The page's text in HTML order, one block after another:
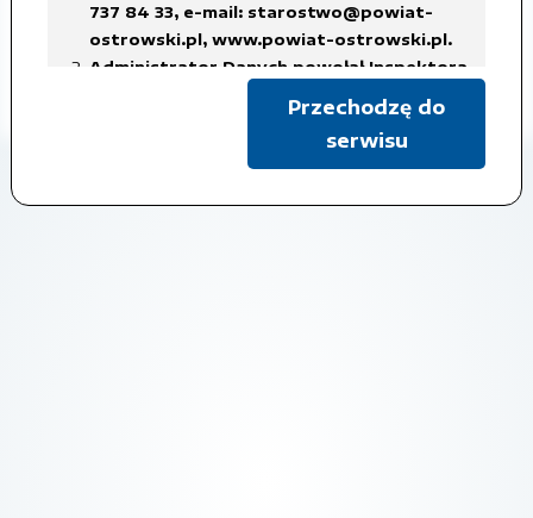
737 84 33, e-mail: starostwo@powiat-
ostrowski.pl, www.powiat-ostrowski.pl.
Administrator Danych powołał Inspektora
w Starostwie Powiatowym w Ostrowie
Wielkopolskim, tel.: 62 737 84 38, fax.: 737
e-mail: iod@powiat-ostrowski.pl,
Przechodzę do
serwisu
Czas udostępnienia: 2017-07-06